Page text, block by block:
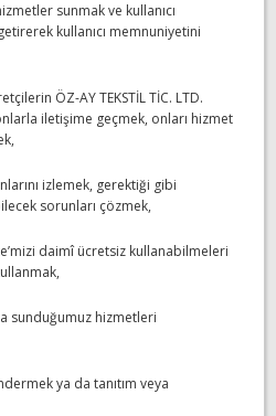
sunmak ve kullanıcı
kullanıcı memnuniyetini
ÖZ-AY TEKSTİL TİC. LTD.
iletişime geçmek, onları hizmet
izlemek, gerektiği gibi
sorunları çözmek,
daimî ücretsiz kullanabilmeleri
sunduğumuz hizmetleri
ya da tanıtım veya